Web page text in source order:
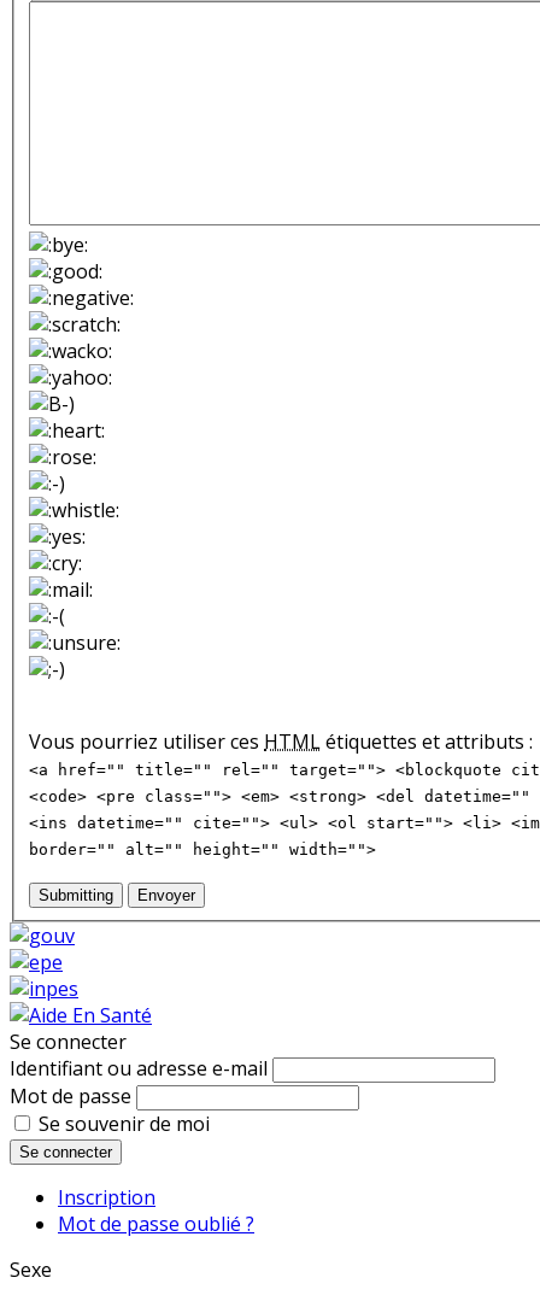
Vous pourriez utiliser ces HTMLétiquettes et attributs :
<a href="" title="" rel="" target=""> <blockquote
<code> <pre class=""> <em> <strong> <del
<ins datetime="" cite=""> <ul> <ol start=""> <li>
border="" alt="" height="" width="">
Submitting Envoyer
Se connecter
Identifiant ou adresse e-mail
Mot de passe
Se souvenir de moi
Se connecter
Inscription
Mot de passe oublié ?
Sexe